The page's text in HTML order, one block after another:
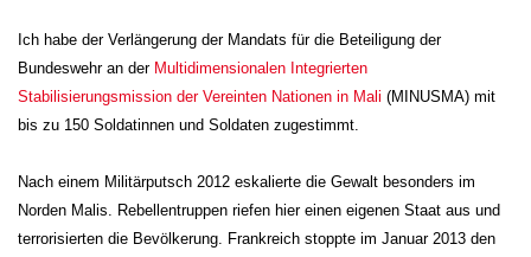
Ich habe der Verlängerung der Mandats für die Beteiligung der
Bundeswehr an der Multidimensionalen Integrierten
Stabilisierungsmission der Vereinten Nationen in Mali (MINUSMA) mit
bis zu 150 Soldatinnen und Soldaten zugestimmt.
Nach einem Militärputsch 2012 eskalierte die Gewalt besonders im
Norden Malis. Rebellentruppen riefen hier einen eigenen Staat aus und
terrorisierten die Bevölkerung. Frankreich stoppte im Januar 2013 den